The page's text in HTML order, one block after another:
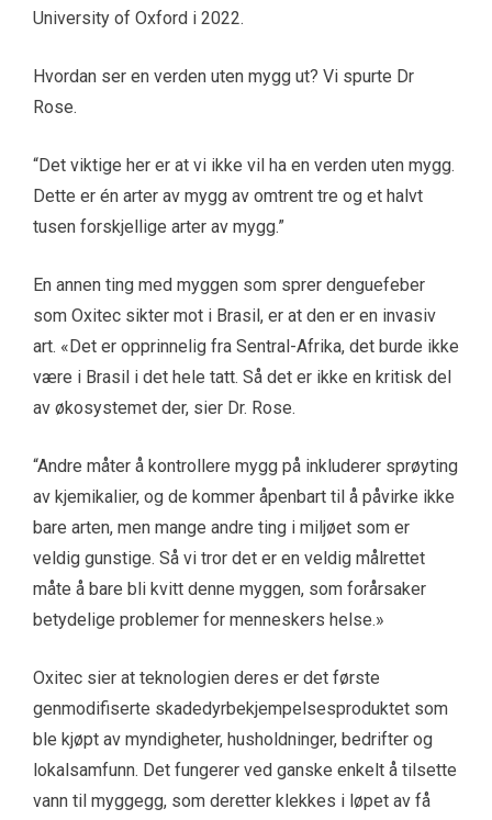
University of Oxford i 2022.
Hvordan ser en verden uten mygg ut? Vi spurte Dr
Rose.
“Det viktige her er at vi ikke vil ha en verden uten mygg.
Dette er én arter av mygg av omtrent tre og et halvt
tusen forskjellige arter av mygg.”
En annen ting med myggen som sprer denguefeber
som Oxitec sikter mot i Brasil, er at den er en invasiv
art. «Det er opprinnelig fra Sentral-Afrika, det burde ikke
være i Brasil i det hele tatt. Så det er ikke en kritisk del
av økosystemet der, sier Dr. Rose.
“Andre måter å kontrollere mygg på inkluderer sprøyting
av kjemikalier, og de kommer åpenbart til å påvirke ikke
bare arten, men mange andre ting i miljøet som er
veldig gunstige. Så vi tror det er en veldig målrettet
måte å bare bli kvitt denne myggen, som forårsaker
betydelige problemer for menneskers helse.»
Oxitec sier at teknologien deres er det første
genmodifiserte skadedyrbekjempelsesproduktet som
ble kjøpt av myndigheter, husholdninger, bedrifter og
lokalsamfunn. Det fungerer ved ganske enkelt å tilsette
vann til myggegg, som deretter klekkes i løpet av få